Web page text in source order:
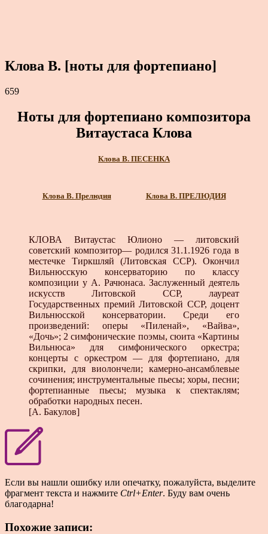
Клова В. [ноты для фортепиано]
659
Ноты для фортепиано композитора
Витаустаса Клова
Клова В. ПЕСЕНКА
Клова В. Прелюдия Клова В. ПРЕЛЮДИЯ
КЛОВА Витаустас Юлионо — литовский
советский компо­зитор— родился 31.1.1926 года в
местечке Тиркшляй (Ли­товская ССР). Окончил
Вильнюсскую консерваторию по классу
композиции у А. Рачюнаса. Заслуженный деятель
ис­кусств Литовской ССР, лауреат
Государственных премий Литовской ССР, доцент
Вильнюсской консерватории. Среди его
произведений: оперы «Пиленай», «Вайва»,
«Дочь»; 2 сим­фонические поэмы, сюита «Картины
Вильнюса» для симфони­ческого оркестра;
концерты с оркестром — для фортепиано, для
скрипки, для виолончели; камерно-ансамблевые
сочине­ния; инструментальные пьесы; хоры, песни;
фортепианные пьесы; музыка к спектаклям;
обработки народных песен.
[А. Бакулов]
Если вы нашли ошибку или опечатку, пожалуйста, выделите
фрагмент текста и нажмите Ctrl+Enter. Буду вам очень
благодарна!
Похожие записи: